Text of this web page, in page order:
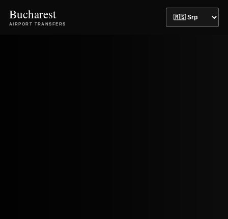
Bucharest
AIRPORT TRANSFERS